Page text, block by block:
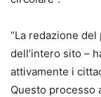
“La redazione
dell’intero sito –
attivamente i
Questo processo